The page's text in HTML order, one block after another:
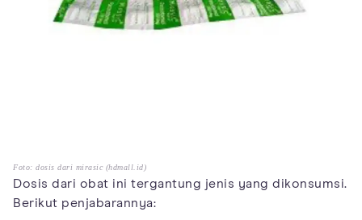
Foto: dosis dari mirasic (hdmall.id)
Dosis dari obat ini tergantung jenis yang dikonsumsi.
Berikut penjabarannya: